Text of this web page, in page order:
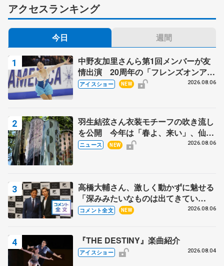
アクセスランキング
今日 週間
中野友加里さんら第1回メンバーが友
情出演 20周年の「フレンズオンアイ
ス」 宮本賢二さん、有川梨絵さん、
アイスショー NEW 2026.08.06
羽生結弦さん衣装モチーフの吹き流し
を公開 今年は「春よ、来い」、仙台
の瑞鳳殿
ニュース NEW 2026.08.06
高橋大輔さん、激しく動かずに魅せる
「深みみたいなものは出てきてい
る？」 〝兄さん〟と慕うレジェンド
コメント全文 NEW 2026.08.06
『THE DESTINY』楽曲紹介
アイスショー 2026.08.04